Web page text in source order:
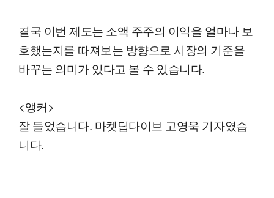
결국 이번 제도는 소액 주주의 이익을 얼마나 보
호했는지를 따져보는 방향으로 시장의 기준을
바꾸는 의미가 있다고 볼 수 있습니다.
<앵커>
잘 들었습니다. 마켓딥다이브 고영욱 기자였습
니다.